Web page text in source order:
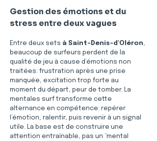
Gestion des émotions et du
stress entre deux vagues
Entre deux sets à Saint-Denis-d'Oléron,
beaucoup de surfeurs perdent de la
qualité de jeu à cause d’émotions non
traitées: frustration après une prise
manquée, excitation trop forte au
moment du départ, peur de tomber. La
mentales surf transforme cette
alternance en compétence: repérer
l’émotion, ralentir, puis revenir à un signal
utile. La base est de construire une
attention entraînable, pas un “mental